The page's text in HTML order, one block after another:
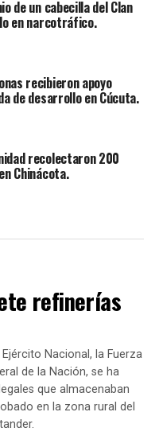
casos, el daño a las
Ejército Nacional
realizando
inestabilidad que
FUENTES HÍDRICAS
DE CRUDO
de cocaína en zona
laboratorio de
de un cabecilla del Clan
en narcotráfico.
recibieron apoyo
de desarrollo en Cúcuta.
recolectaron 200
Chinácota.
refinerías
Nacional, la Fuerza
de la Nación, se ha
que almacenaban
en la zona rural del